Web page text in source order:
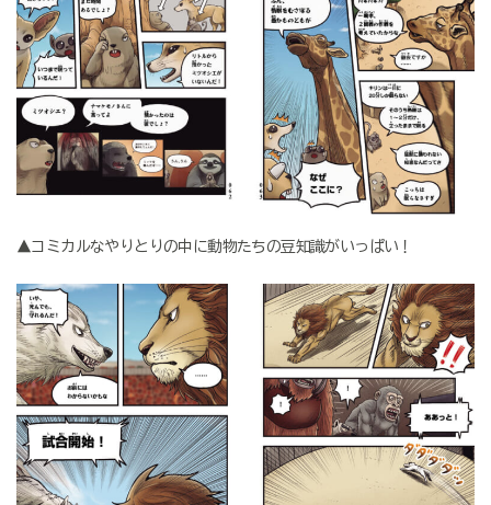
▲コミカルなやりとりの中に動物たちの豆知識がいっぱい！